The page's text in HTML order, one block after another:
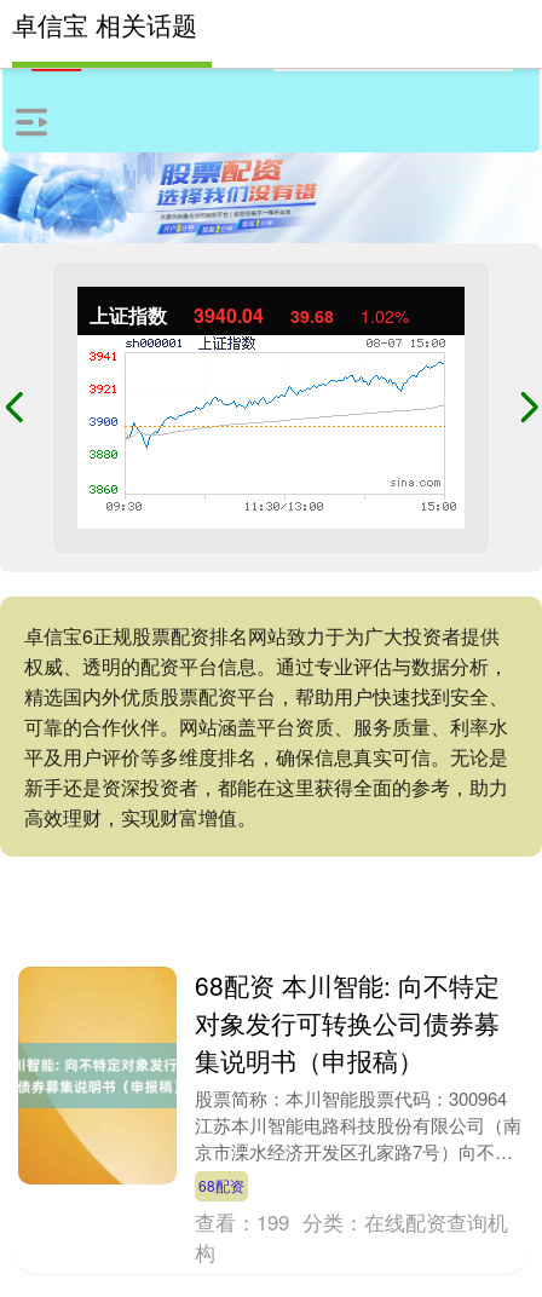
上证指数 3940.04 39.68 1.02%
卓信宝6正规股票配资排名网站致力于为广大投资者提供
权威、透明的配资平台信息。通过专业评估与数据分析，
精选国内外优质股票配资平台，帮助用户快速找到安全、
可靠的合作伙伴。网站涵盖平台资质、服务质量、利率水
平及用户评价等多维度排名，确保信息真实可信。无论是
新手还是资深投资者，都能在这里获得全面的参考，助力
高效理财，实现财富增值。
卓信宝 相关话题
68配资 本川智能: 向不特定
对象发行可转换公司债券募
集说明书（申报稿）
股票简称：本川智能股票代码：300964
江苏本川智能电路科技股份有限公司（南
京市溧水经济开发区孔家路7号）向不特
定对象发行可转换公司债券募集说明书
（申报稿）保荐....
68配资
查看： 199 分类：在线配资查询机
构